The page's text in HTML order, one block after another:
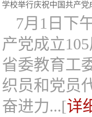
学校举行庆祝中国共产党
7月1日下
产党成立
省委教育工
织员和党员
奋进力...[详